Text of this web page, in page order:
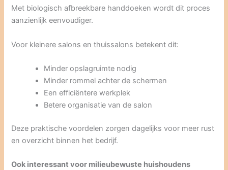
Met biologisch afbreekbare handdoeken wordt dit proces
aanzienlijk eenvoudiger.
Voor kleinere salons en thuissalons betekent dit:
Minder opslagruimte nodig
Minder rommel achter de schermen
Een efficiëntere werkplek
Betere organisatie van de salon
Deze praktische voordelen zorgen dagelijks voor meer rust
en overzicht binnen het bedrijf.
Ook interessant voor milieubewuste huishoudens